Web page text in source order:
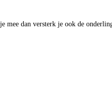
mee dan versterk je ook de